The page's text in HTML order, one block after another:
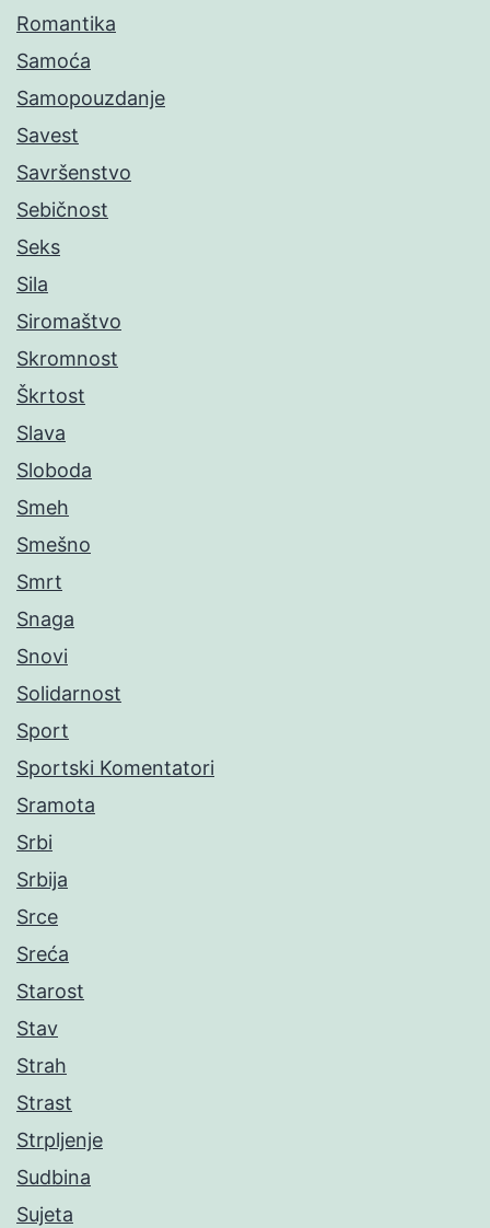
Romantika
Samoća
Samopouzdanje
Savest
Savršenstvo
Sebičnost
Seks
Sila
Siromaštvo
Skromnost
Škrtost
Slava
Sloboda
Smeh
Smešno
Smrt
Snaga
Snovi
Solidarnost
Sport
Sportski Komentatori
Sramota
Srbi
Srbija
Srce
Sreća
Starost
Stav
Strah
Strast
Strpljenje
Sudbina
Sujeta